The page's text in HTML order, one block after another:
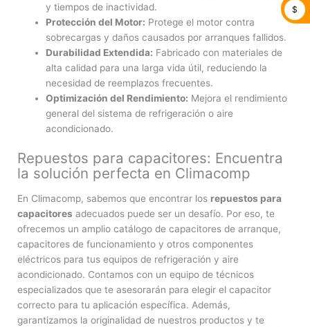
y tiempos de inactividad.
Protección del Motor: Protege el motor contra
sobrecargas y daños causados por arranques fallidos.
Durabilidad Extendida: Fabricado con materiales de
alta calidad para una larga vida útil, reduciendo la
necesidad de reemplazos frecuentes.
Optimización del Rendimiento: Mejora el rendimiento
general del sistema de refrigeración o aire
acondicionado.
Repuestos para capacitores: Encuentra
la solución perfecta en Climacomp
En Climacomp, sabemos que encontrar los repuestos para
capacitores adecuados puede ser un desafío. Por eso, te
ofrecemos un amplio catálogo de capacitores de arranque,
capacitores de funcionamiento y otros componentes
eléctricos para tus equipos de refrigeración y aire
acondicionado. Contamos con un equipo de técnicos
especializados que te asesorarán para elegir el capacitor
correcto para tu aplicación específica. Además,
garantizamos la originalidad de nuestros productos y te
$